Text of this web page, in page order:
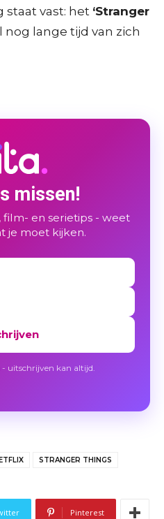
staat vast: het ‘Stranger
nog lange tijd van zich
missen!
en serietips - weet
je moet kijken.
- uitschrijven kan altijd.
STRANGER THINGS
Pinterest